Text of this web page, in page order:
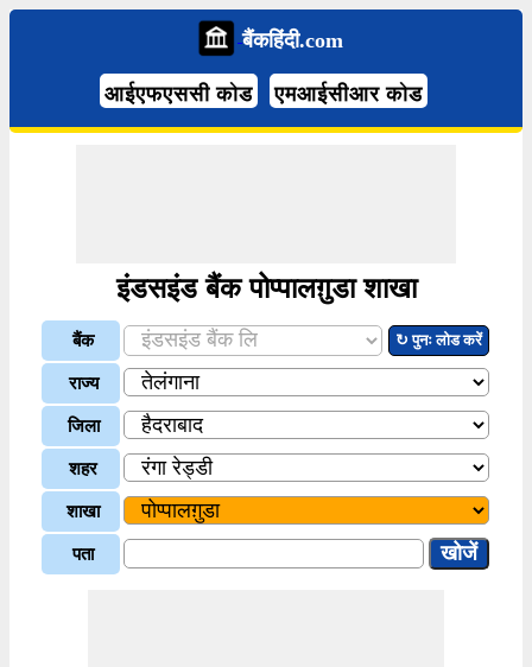
बैंकहिंदी.com
आईएफएससी कोड एमआईसीआर कोड
इंडसइंड बैंक पोप्पालग़ुडा शाखा
बैंक ↻ पुनः लोड करें
राज्य
जिला
शहर
शाखा
पता